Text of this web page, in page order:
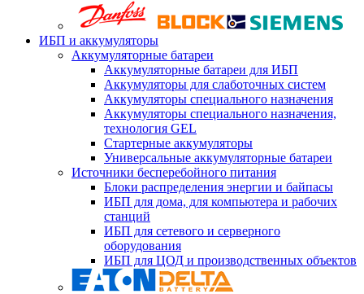
ИБП и аккумуляторы
Аккумуляторные батареи
Аккумуляторные батареи для ИБП
Аккумуляторы для слаботочных систем
Аккумуляторы специального назначения
Аккумуляторы специального назначения,
технология GEL
Стартерные аккумуляторы
Универсальные аккумуляторные батареи
Источники бесперебойного питания
Блоки распределения энергии и байпасы
ИБП для дома, для компьютера и рабочих
станций
ИБП для сетевого и серверного
оборудования
ИБП для ЦОД и производственных объектов